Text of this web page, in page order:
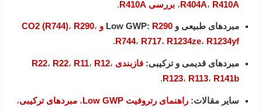
R404A، R410A ، بررسی R410A .
مبردهای طبیعی و Low GWP: R290 و CO2 (R744) ، R290،
R744، R717، R1234ze، R1234yf
.
مبردهای قدیمی و ترکیبی: فازبندی R22 ، R22، R11، R12،
R123، R113، R141b
.
سایر مقالات: راهنمای رتروفیت Low GWP ، مبردهای ترکیبی،